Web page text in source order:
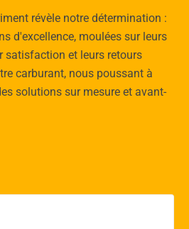
révèle notre détermination :
d'excellence, moulées sur leurs
satisfaction et leurs retours
carburant, nous poussant à
solutions sur mesure et avant-